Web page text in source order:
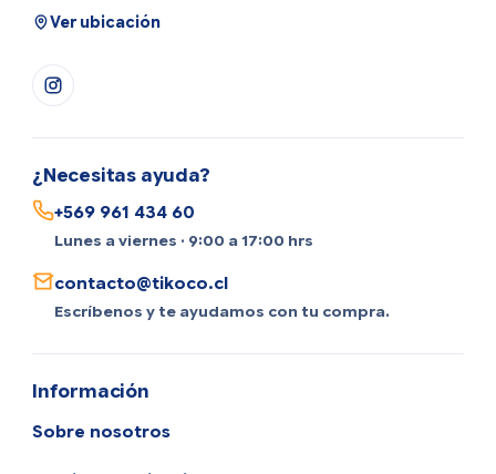
Ver ubicación
¿Necesitas ayuda?
+569 961 434 60
Lunes a viernes · 9:00 a 17:00 hrs
contacto@tikoco.cl
Escríbenos y te ayudamos con tu compra.
Información
Sobre nosotros